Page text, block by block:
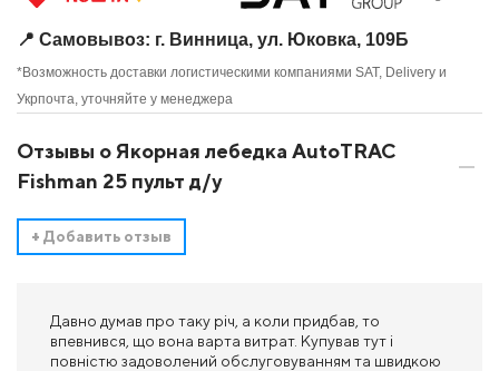
📍 Самовывоз: г. Винница, ул. Юковка, 109Б
*Возможность доставки логистическими компаниями SAT, Delivery и
Укрпочта, уточняйте у менеджера
Отзывы о Якорная лебедка AutoTRAC
Fishman 25 пульт д/у
+ Добавить отзыв
Давно думав про таку річ, а коли придбав, то
впевнився, що вона варта витрат. Купував тут і
повністю задоволений обслуговуванням та швидкою